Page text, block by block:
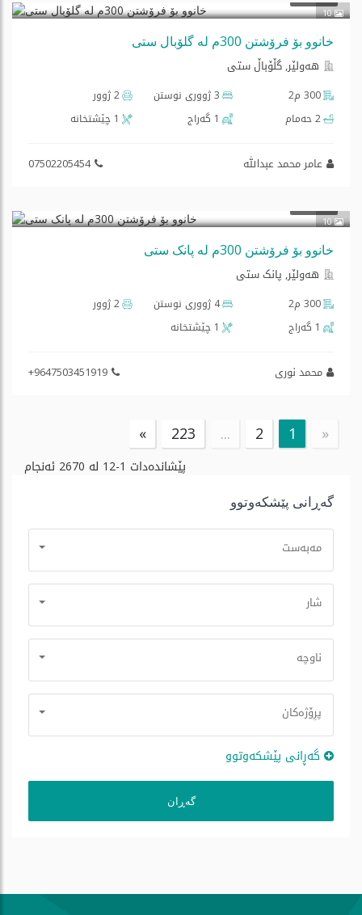
10
خانوو بۆ فرۆشتن 300م لە گلۆبال ستی
هه‌ولێر, گڵۆباڵ ستی
300 م2 3 ژووری نوستن
2 ژوور
2 حەمام
1 گه‌راج 1 چێشتخانه‌
عامر محمد عبداللە 07502205454
10
خانوو بۆ فرۆشتن 300م لە پانک ستی
هه‌ولێر, پانک ستی
300 م2 4 ژووری نوستن
2 ژوور
1 گه‌راج
1 چێشتخانه‌
محمد نوری +9647503451919
«
1
2
...
223
»
پێشاندەدات 1-12 لە 2670 ئەنجام
گه‌ڕانی پێشكه‌وتوو
مه‌به‌ست
شار
ناوچە
پڕۆژه‌كان
گه‌ڕانی پێشكه‌وتوو